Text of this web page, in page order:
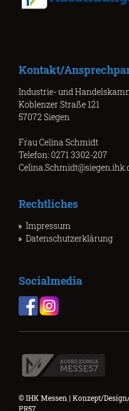
Kontakt/
Industrie- und
Koblenzer Straße 121
57072 Siegen
Frau Celina Schmidt
Telefon: 0271 3302-207
Rechtliches
Impressum
Datenschutzerklärung
Socialmedia
© IHK Messen | Konzept/
PR57